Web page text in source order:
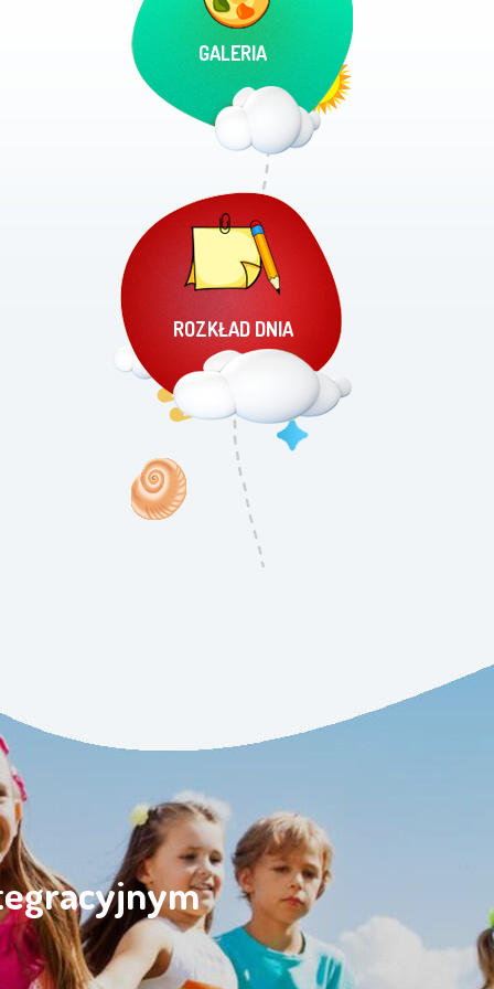
GALERIA
ROZKŁAD DNIA